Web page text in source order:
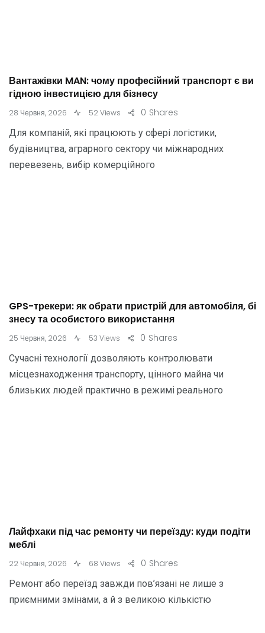
Вантажівки MAN: чому професійний транспорт є ви
гідною інвестицією для бізнесу
28 Червня, 2026 52 Views Shares
0
Для компаній, які працюють у сфері логістики,
будівництва, аграрного сектору чи міжнародних
перевезень, вибір комерційного
GPS-трекери: як обрати пристрій для автомобіля, бі
знесу та особистого використання
25 Червня, 2026 53 Views Shares
0
Сучасні технології дозволяють контролювати
місцезнаходження транспорту, цінного майна чи
близьких людей практично в режимі реального
Лайфхаки під час ремонту чи переїзду: куди подіти
меблі
22 Червня, 2026 68 Views Shares
0
Ремонт або переїзд завжди пов’язані не лише з
приємними змінами, а й з великою кількістю